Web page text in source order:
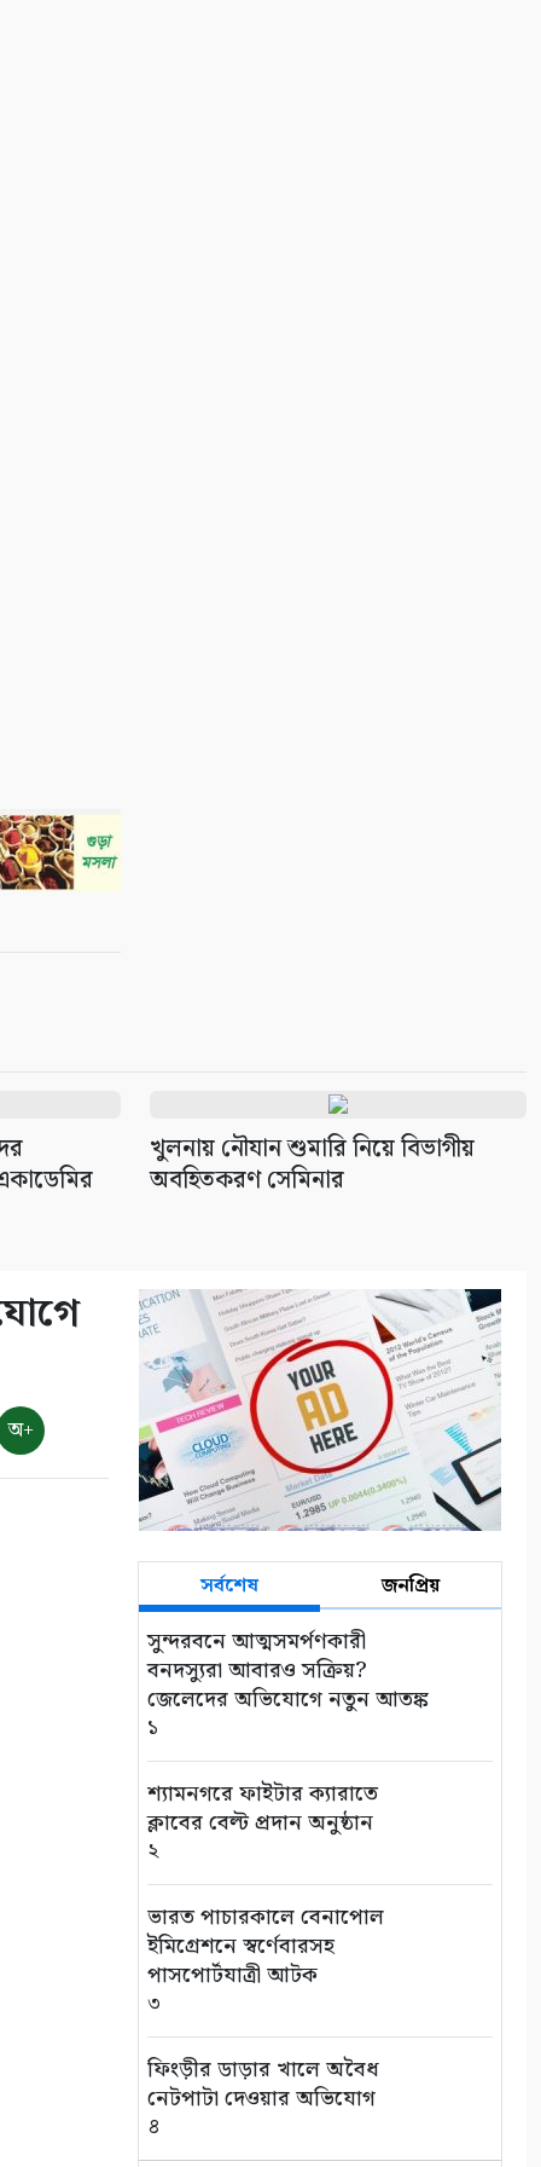
খুলনায় নৌযান শুমারি নিয়ে বিভাগীয়
অবহিতকরণ সেমিনার
অ+
সর্বশেষ জনপ্রিয়
সুন্দরবনে আত্মসমর্পণকারী
বনদস্যুরা আবারও সক্রিয়?
জেলেদের অভিযোগে নতুন আতঙ্ক
১
শ্যামনগরে ফাইটার ক্যারাতে
ক্লাবের বেল্ট প্রদান অনুষ্ঠান
২
ভারত পাচারকালে বেনাপোল
ইমিগ্রেশনে স্বর্ণেবারসহ
পাসপোর্টযাত্রী আটক
৩
ফিংড়ীর ডাড়ার খালে অবৈধ
নেটপাটা দেওয়ার অভিযোগ
৪